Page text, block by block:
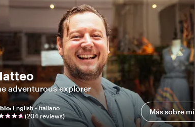
adventurous explorer
:English • Italiano
(204reviews) Más sobre mí